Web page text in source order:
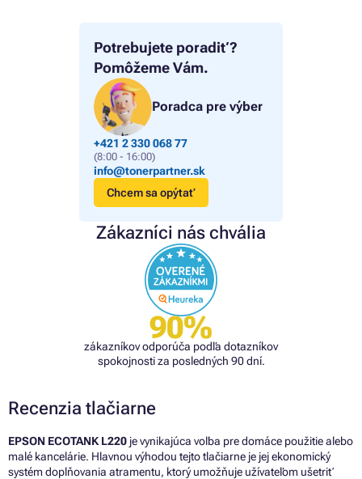
Potrebujete poradiť?
Pomôžeme Vám.
Poradca pre výber
+421 2 330 068 77
(8:00 - 16:00)
info@tonerpartner.sk
Chcem sa opýtať
Zákazníci nás chvália
90%
zákazníkov odporúča podľa dotazníkov
spokojnosti za posledných 90 dní.
Recenzia tlačiarne
EPSON ECOTANK L220 je vynikajúca voľba pre domáce použitie alebo
malé kancelárie. Hlavnou výhodou tejto tlačiarne je jej ekonomický
systém doplňovania atramentu, ktorý umožňuje užívateľom ušetriť